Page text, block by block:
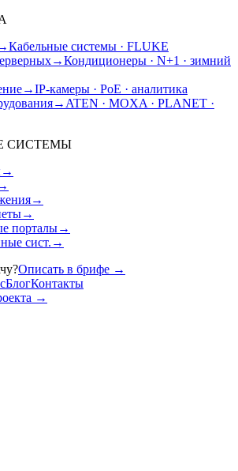
Кабельные системы · FLUKE
→Кондиционеры · N+1 · зимний
→IP-камеры · PoE · аналитика
→ ATEN · MOXA · PLANET ·
СИСТЕМЫ
→
→
→
порталы→
сист. →
Описать в брифе →
БлогКонтакты
→